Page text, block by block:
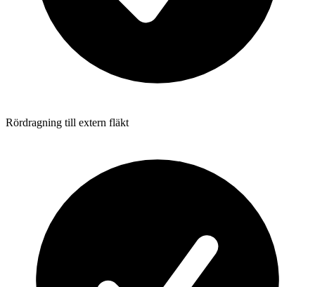
Rördragning till extern fläkt